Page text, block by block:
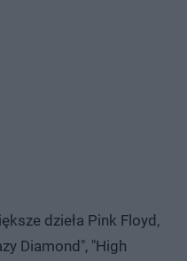
dzieła Pink Floyd,
Diamond", "High